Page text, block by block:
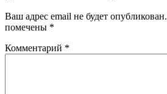
Ваш адрес email не будет опубликован.
помечены *
Комментарий *